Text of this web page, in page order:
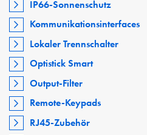
IP66-Sonnenschutz
Kommunikationsinterfaces
Lokaler Trennschalter
Optistick Smart
Output-Filter
Remote-Keypads
RJ45-Zubehör